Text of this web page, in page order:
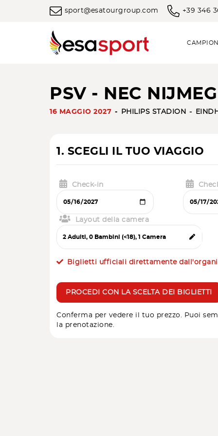
sport@esatourgroup.com +39 346
PSV - NEC
16 MAGGIO 2027 PHILIPS STADION
1. SCEGLI IL TUO VIAGGIO
Check-in
Layout della camera
Biglietti ufficiali direttamente
PROCEDI CON LA SCELTA DEI BIGLIETTI
Conferma per vedere il tuo prezzo. Puoi
la prenotazione.